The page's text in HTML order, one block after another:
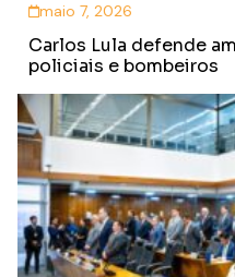
maio 7, 2026
Carlos Lula defende
policiais e bombeiros